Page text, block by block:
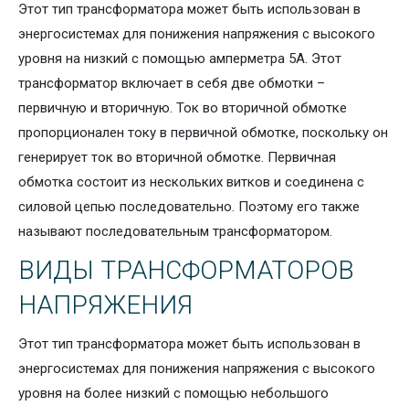
Этот тип трансформатора может быть использован в
энергосистемах для понижения напряжения с высокого
уровня на низкий с помощью амперметра 5А. Этот
трансформатор включает в себя две обмотки –
первичную и вторичную. Ток во вторичной обмотке
пропорционален току в первичной обмотке, поскольку он
генерирует ток во вторичной обмотке. Первичная
обмотка состоит из нескольких витков и соединена с
силовой цепью последовательно. Поэтому его также
называют последовательным трансформатором.
ВИДЫ ТРАНСФОРМАТОРОВ
НАПРЯЖЕНИЯ
Этот тип трансформатора может быть использован в
энергосистемах для понижения напряжения с высокого
уровня на более низкий с помощью небольшого